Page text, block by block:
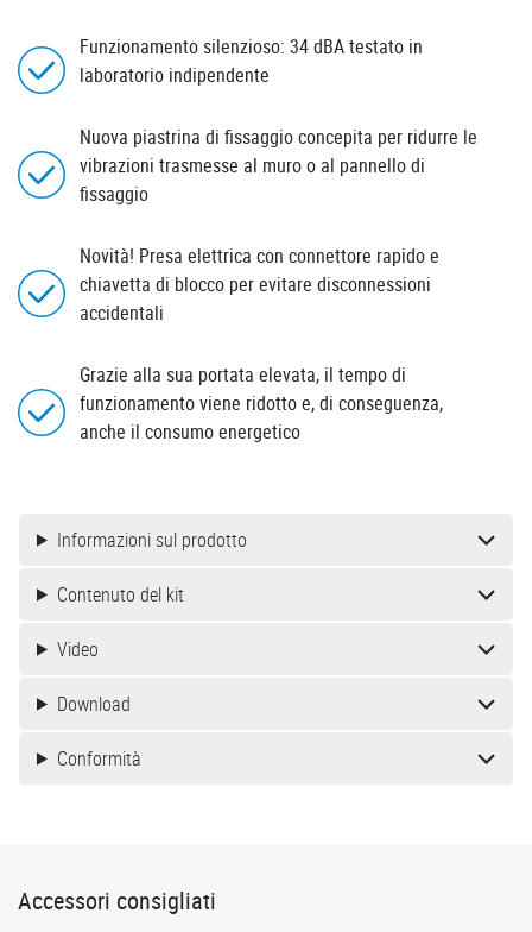
Funzionamento silenzioso: 34 dBA testato in
laboratorio indipendente
Nuova piastrina di fissaggio concepita per ridurre le
vibrazioni trasmesse al muro o al pannello di
fissaggio
Novità! Presa elettrica con connettore rapido e
chiavetta di blocco per evitare disconnessioni
accidentali
Grazie alla sua portata elevata, il tempo di
funzionamento viene ridotto e, di conseguenza,
anche il consumo energetico
Informazioni sul prodotto
Contenuto del kit
Video
Download
Conformità
Accessori consigliati